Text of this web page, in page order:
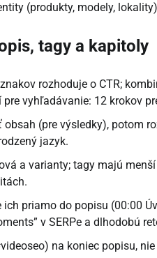
(produkty, modely,
tagy a kapitoly
rozhoduje o CTR;
vyhľadávanie: 12 krokov
(pre výsledky), potom
jazyk.
a varianty; tagy majú
ich priamo do popisu (00:00
v SERPe a dlhodobú
na koniec popisu,